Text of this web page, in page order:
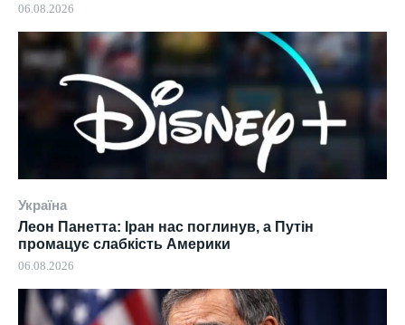
06.08.2026
Україна
Леон Панетта: Іран нас поглинув, а Путін
промацує слабкість Америки
06.08.2026